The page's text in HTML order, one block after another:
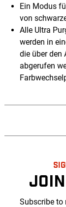
Ein Modus
von
Alle Ultra
werden in
die über den
abgerufen
Subscribe to